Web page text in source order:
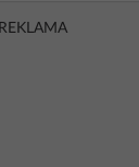
REKLAMA